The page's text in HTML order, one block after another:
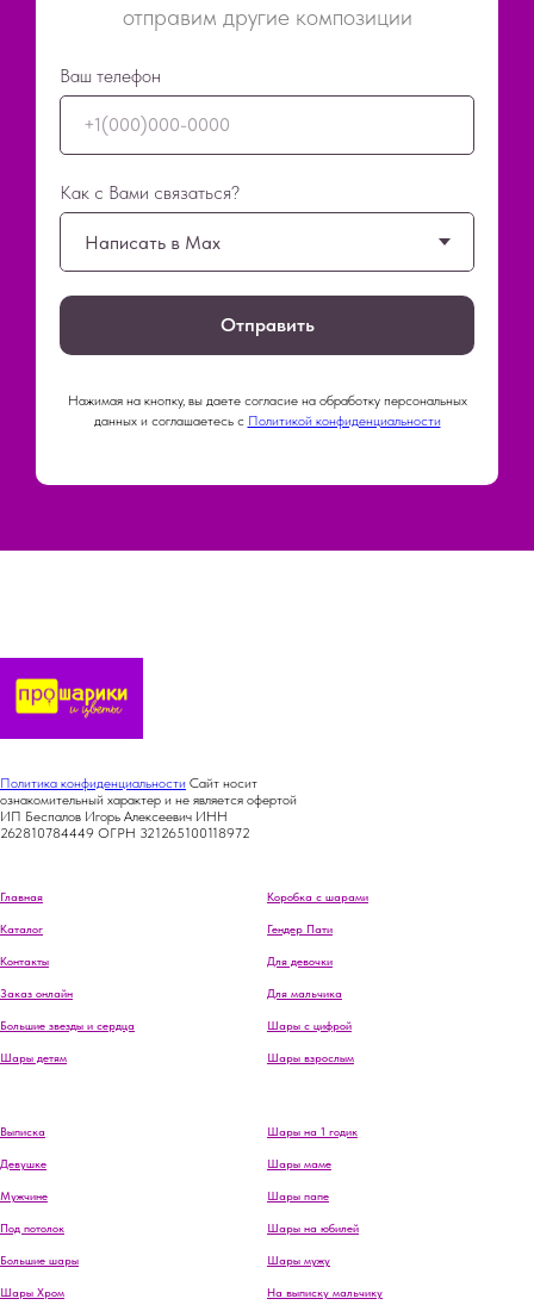
отправим другие композиции
Ваш телефон
+1(000)000-0000
Как с Вами связаться?
Отправить
Нажимая на кнопку, вы даете согласие на обработку персональных
данных и соглашаетесь c Политикой конфиденциальности
Политика конфиденциальности Сайт носит
ознакомительный характер и не является офертой
ИП Беспалов Игорь Алексеевич ИНН
262810784449 ОГРН 321265100118972
Главная
Каталог
Контакты
Заказ онлайн
Большие звезды и сердца
Шары детям
Коробка с шарами
Гендер Пати
Для девочки
Для мальчика
Шары с цифрой
Шары взрослым
Выписка
Девушке
Мужчине
Под потолок
Большие шары
Шары Хром
Шары на 1 годик
Шары маме
Шары папе
Шары на юбилей
Шары мужу
На выписку мальчику